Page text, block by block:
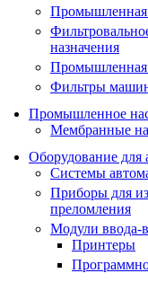
Промышленная
назначения
Промышленная
Фильтры
Промышленное
Мембранные
Оборудование для
Системы
Приборы для
преломления
Модули ввода-
Принтеры